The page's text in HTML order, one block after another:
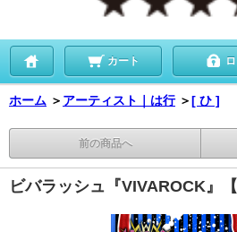
カート
ホーム ＞ アーティスト｜は行 ＞[ ひ ]
前の商品へ
ビバラッシュ『VIVAROCK』【